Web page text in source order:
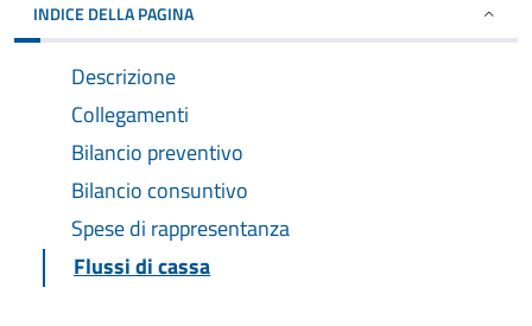
INDICE DELLA PAGINA
Descrizione
Collegamenti
Bilancio preventivo
Bilancio consuntivo
Spese di rappresentanza
Flussi di cassa